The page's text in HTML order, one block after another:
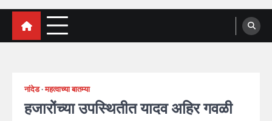
VastavNEWSLive.com
a leading NEWS portal of Maharahstra
नांदेड महत्वाच्या बातम्या
हजारोंच्या उपस्थितीत यादव अहिर गवळी